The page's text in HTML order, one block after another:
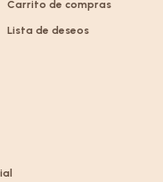
Carrito de compras
Lista de deseos